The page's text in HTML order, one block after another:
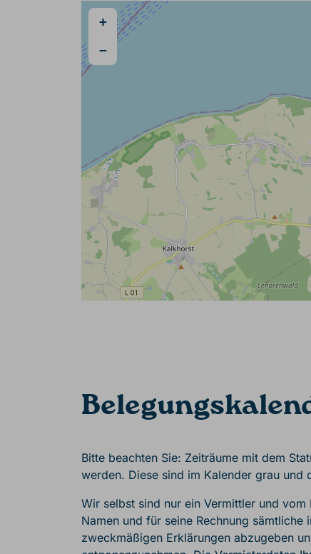
+
−
Bitte beachten Sie: Zeiträume mit dem
werden. Diese sind im Kalender grau und
Wir selbst sind nur ein Vermittler und
Namen und für seine Rechnung
zweckmäßigen Erklärungen abzugeben